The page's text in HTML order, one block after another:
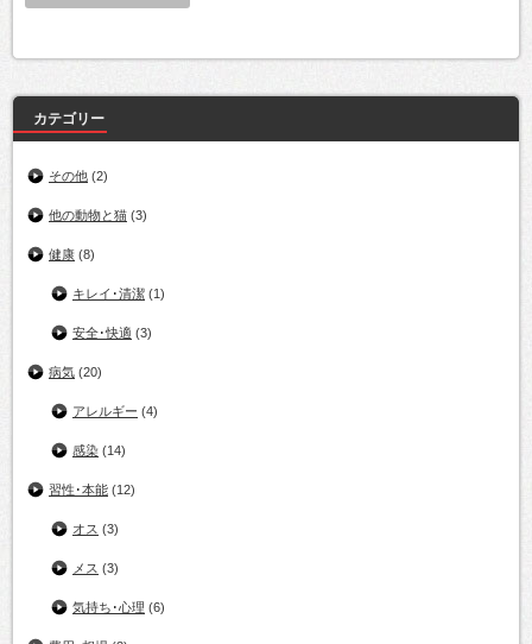
カテゴリー
その他 (2)
他の動物と猫 (3)
健康 (8)
キレイ･清潔 (1)
安全･快適 (3)
病気 (20)
アレルギー (4)
感染 (14)
習性･本能 (12)
オス (3)
メス (3)
気持ち･心理 (6)